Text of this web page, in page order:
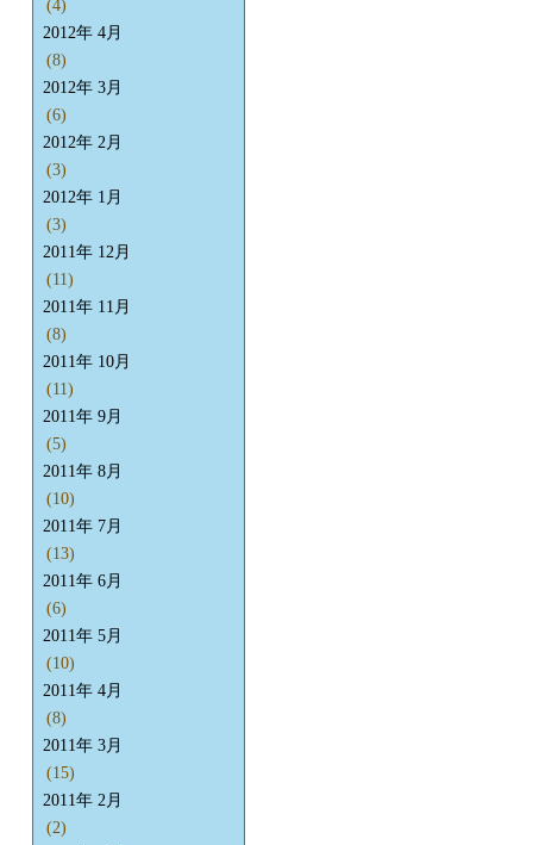
(4)
2012年 4月
(8)
2012年 3月
(6)
2012年 2月
(3)
2012年 1月
(3)
2011年 12月
(11)
2011年 11月
(8)
2011年 10月
(11)
2011年 9月
(5)
2011年 8月
(10)
2011年 7月
(13)
2011年 6月
(6)
2011年 5月
(10)
2011年 4月
(8)
2011年 3月
(15)
2011年 2月
(2)